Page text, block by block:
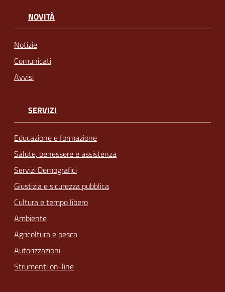
NOVITÀ
Notizie
Comunicati
Avvisi
SERVIZI
Educazione e formazione
Salute, benessere e assistenza
Servizi Demografici
Giustizia e sicurezza pubblica
Cultura e tempo libero
Ambiente
Agricoltura e pesca
Autorizzazioni
Strumenti on-line